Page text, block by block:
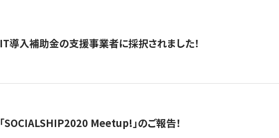
IT導入補助金の支援事業者に採択されました！
「SOCIALSHIP2020 Meetup!」のご報告！